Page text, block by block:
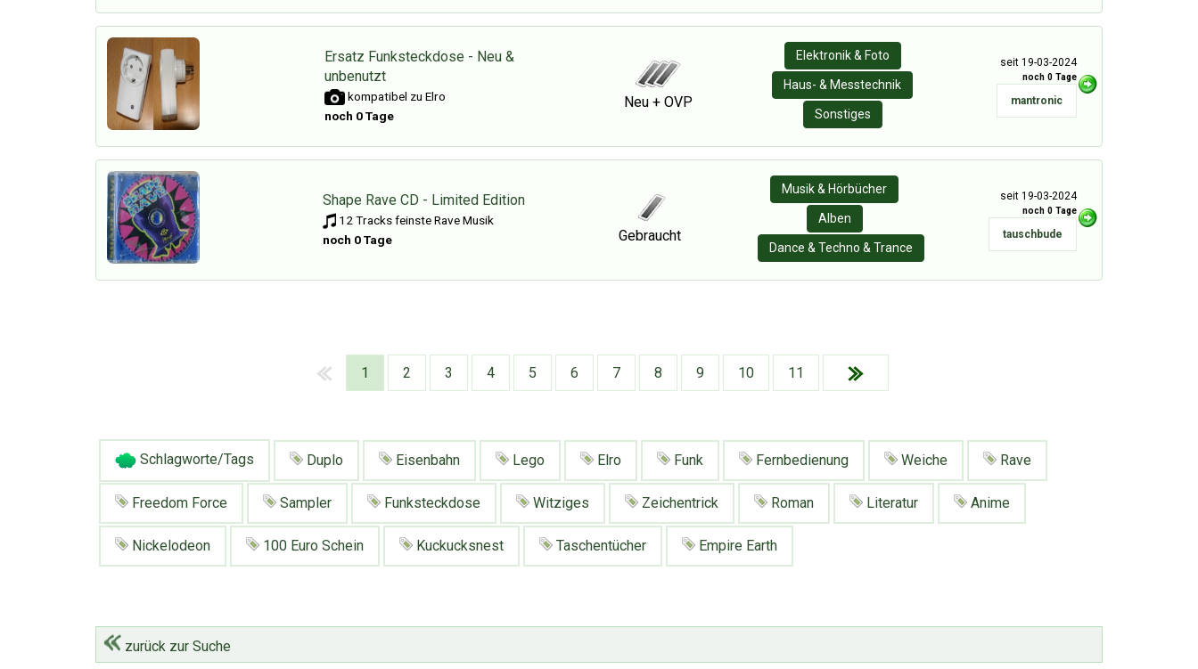
Ersatz Funksteckdose - Neu &
unbenutzt
kompatibel zu Elro
noch 0 Tage
Neu + OVP
Elektronik & Foto
Haus- & Messtechnik
Sonstiges
seit 19-03-2024
noch 0 Tage
mantronic
Shape Rave CD - Limited Edition
12 Tracks feinste Rave Musik
noch 0 Tage
Gebraucht
Musik & Hörbücher
Alben
Dance & Techno & Trance
seit 19-03-2024
noch 0 Tage
tauschbude
1 2 3 4 5 6 7 8 9 10 11
Schlagworte/Tags Duplo Eisenbahn Lego Elro Funk Fernbedienung Weiche Rave
Freedom Force Sampler Funksteckdose Witziges Zeichentrick Roman Literatur Anime
Nickelodeon 100 Euro Schein Kuckucksnest Taschentücher Empire Earth
zurück zur Suche